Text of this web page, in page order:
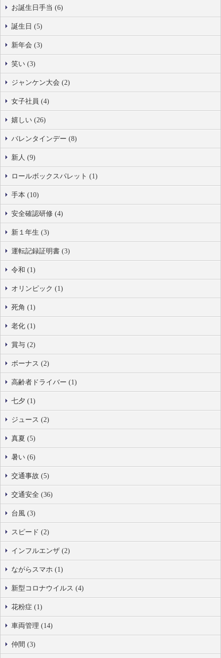
お誕生日手当 (6)
誕生日 (5)
新年会 (3)
笑い (3)
ジャンケン大会 (2)
女子社員 (4)
嬉しい (26)
バレンタインデー (8)
新人 (9)
ロールボックスパレット (1)
手本 (10)
安全確認研修 (4)
新１年生 (3)
運転記録証明書 (3)
令和 (1)
オリンピック (1)
死角 (1)
老化 (1)
賞与 (2)
ボーナス (2)
高齢者ドライバー (1)
七夕 (1)
ジュース (2)
真夏 (5)
暑い (6)
交通事故 (5)
交通安全 (36)
台風 (3)
スピード (2)
インフルエンザ (2)
ながらスマホ (1)
新型コロナウイルス (4)
花粉症 (1)
車両管理 (14)
仲間 (3)